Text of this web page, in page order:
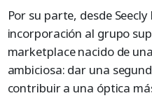
Por su parte, desde
incorporación al grupo
marketplace nacido de
ambiciosa: dar una
contribuir a una óptica